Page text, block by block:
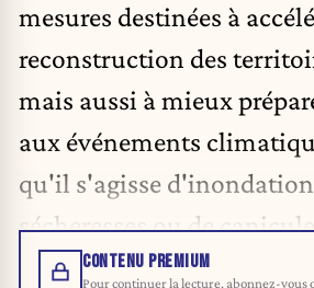
mesures destinées à
reconstruction des
mais aussi à mieux
aux événements
qu'il s'agisse
sécheresses ou de
CONTENU PREMIUM
Pour continuer la lecture, abonnez-vous